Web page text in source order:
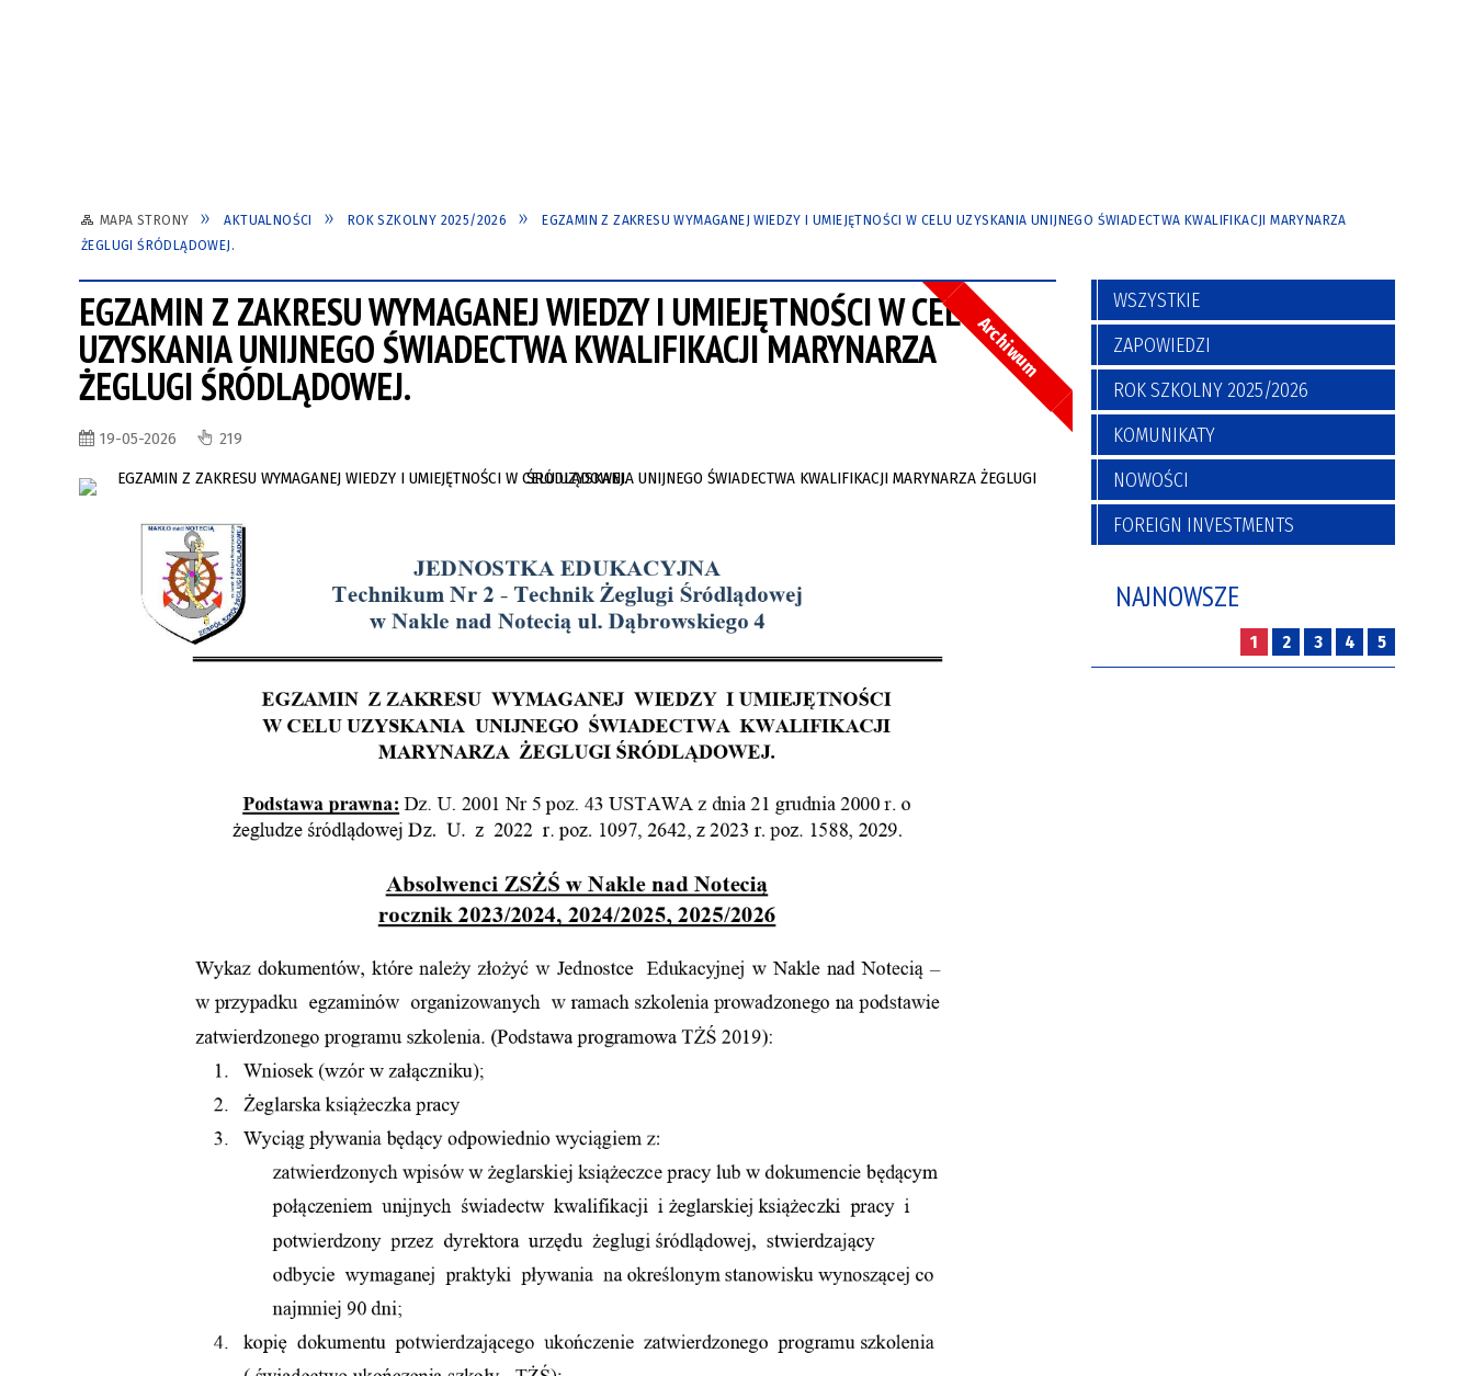
MAPA STRONY AKTUALNOŚCI ROK SZKOLNY 2025/2026
EGZAMIN Z ZAKRESU WYMAGANEJ WIEDZY I UMIEJĘTNOŚCI W CELU UZYSKANIA UNIJNEGO ŚWIADECTWA KWALIFIKACJI MARYNARZA
ŻEGLUGI ŚRÓDLĄDOWEJ.
EGZAMIN Z ZAKRESU WYMAGANEJ WIEDZY I UMIEJĘTNOŚCI W CELU
UZYSKANIA UNIJNEGO ŚWIADECTWA KWALIFIKACJI MARYNARZA
ŻEGLUGI ŚRÓDLĄDOWEJ.
19-05-2026 219
Archiwum
WSZYSTKIE
ZAPOWIEDZI
ROK SZKOLNY 2025/2026
KOMUNIKATY
NOWOŚCI
FOREIGN INVESTMENTS
NAJNOWSZE
1 2 3 4 5